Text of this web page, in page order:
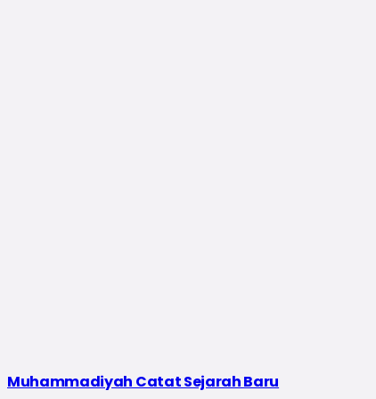
Muhammadiyah Catat Sejarah Baru